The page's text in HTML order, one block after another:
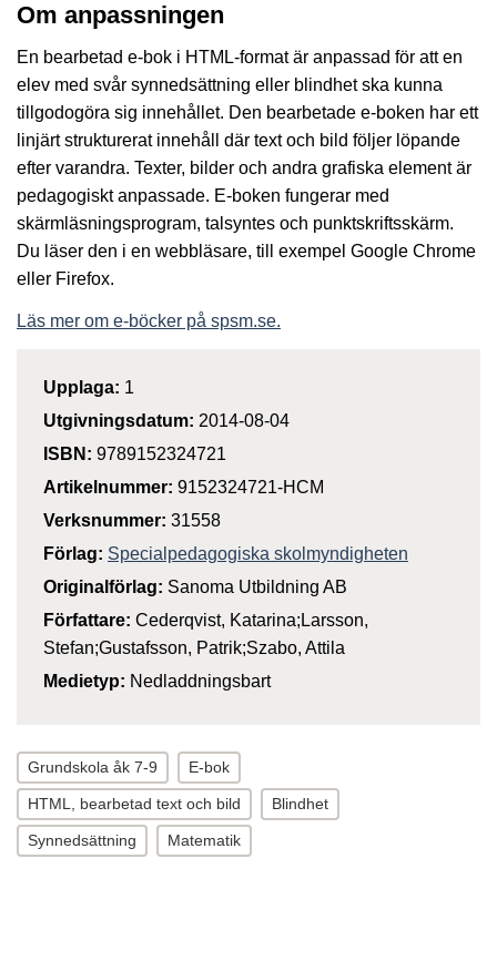
Om anpassningen
En bearbetad e-bok i HTML-format är anpassad för att en
elev med svår synnedsättning eller blindhet ska kunna
tillgodogöra sig innehållet. Den bearbetade e-boken har ett
linjärt strukturerat innehåll där text och bild följer löpande
efter varandra. Texter, bilder och andra grafiska element är
pedagogiskt anpassade. E-boken fungerar med
skärmläsningsprogram, talsyntes och punktskriftsskärm.
Du läser den i en webbläsare, till exempel Google Chrome
eller Firefox.
Läs mer om e-böcker på spsm.se.
Upplaga: 1
Utgivningsdatum: 2014-08-04
ISBN: 9789152324721
Artikelnummer: 9152324721-HCM
Verksnummer: 31558
Förlag: Specialpedagogiska skolmyndigheten
Originalförlag: Sanoma Utbildning AB
Författare: Cederqvist, Katarina;Larsson,
Stefan;Gustafsson, Patrik;Szabo, Attila
Medietyp: Nedladdningsbart
Grundskola åk 7-9 E-bok
HTML, bearbetad text och bild Blindhet
Synnedsättning Matematik